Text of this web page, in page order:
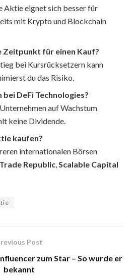
Aktie eignet sich besser für
mit Krypto und Blockchain
Zeitpunkt für einen Kauf?
bei Kursrücksetzern kann
du das Risiko.
DeFi Technologies?
auf Wachstum
keine Dividende.
kaufen?
internationalen Börsen
Trade Republic,Scalable Capital
Post
zum Star – So wurde er
bekannt